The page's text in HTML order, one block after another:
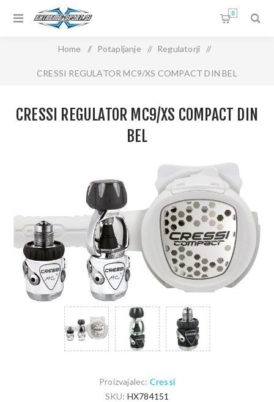
0
Home / Potapljanje / Regulatorji /
CRESSI REGULATOR MC9/XS COMPACT DIN BEL
CRESSI REGULATOR MC9/XS COMPACT DIN
BEL
Proizvajalec: Cressi
SKU: HX784151